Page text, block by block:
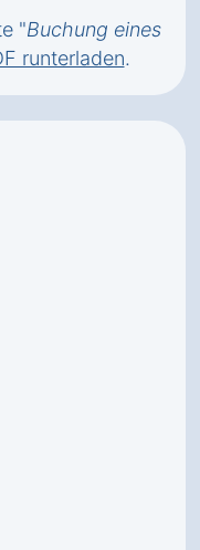
"Buchung eines
runterladen.